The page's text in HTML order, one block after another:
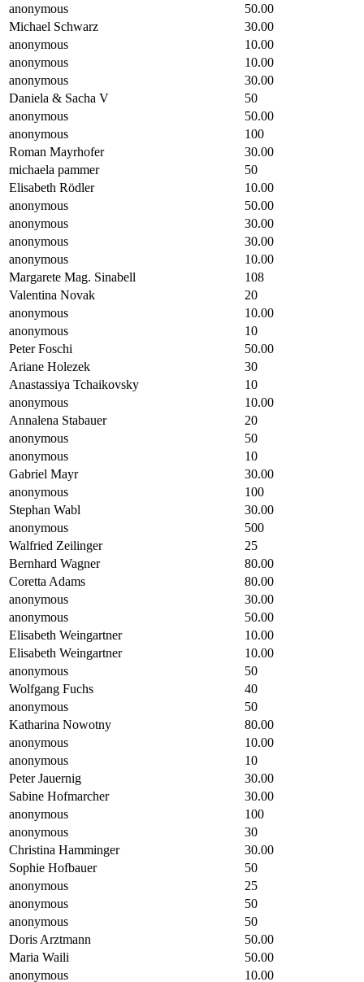
anonymous
50.00
Michael Schwarz
30.00
anonymous
10.00
anonymous
10.00
anonymous
30.00
Daniela & Sacha V
50
anonymous
50.00
anonymous
100
Roman Mayrhofer
30.00
michaela pammer
50
Elisabeth Rödler
10.00
anonymous
50.00
anonymous
30.00
anonymous
30.00
anonymous
10.00
Margarete Mag. Sinabell
108
Valentina Novak
20
anonymous
10.00
anonymous
10
Peter Foschi
50.00
Ariane Holezek
30
Anastassiya Tchaikovsky
10
anonymous
10.00
Annalena Stabauer
20
anonymous
50
anonymous
10
Gabriel Mayr
30.00
anonymous
100
Stephan Wabl
30.00
anonymous
500
Walfried Zeilinger
25
Bernhard Wagner
80.00
Coretta Adams
80.00
anonymous
30.00
anonymous
50.00
Elisabeth Weingartner
10.00
Elisabeth Weingartner
10.00
anonymous
50
Wolfgang Fuchs
40
anonymous
50
Katharina Nowotny
80.00
anonymous
10.00
anonymous
10
Peter Jauernig
30.00
Sabine Hofmarcher
30.00
anonymous
100
anonymous
30
Christina Hamminger
30.00
Sophie Hofbauer
50
anonymous
25
anonymous
50
anonymous
50
Doris Arztmann
50.00
Maria Waili
50.00
anonymous
10.00